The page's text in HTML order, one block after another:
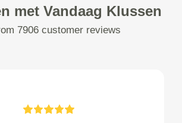
met Vandaag Klussen
7906 customer reviews